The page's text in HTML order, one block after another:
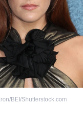
BEI/Shutterstock.com